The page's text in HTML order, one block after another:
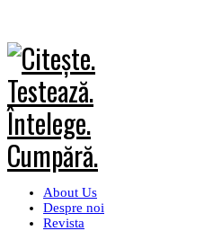
About Us
Despre noi
Revista